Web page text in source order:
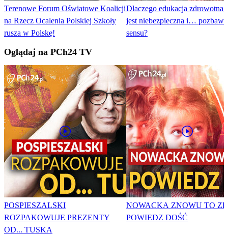
Terenowe Forum Oświatowe Koalicji
na Rzecz Ocalenia Polskiej Szkoły
rusza w Polskę!
Dlaczego edukacja zdrowotna
jest niebezpieczna i…
sensu?
Oglądaj na PCh24 TV
POSPIESZALSKI
ROZPAKOWUJE PREZENTY
OD... TUSKA
NOWACKA ZNOWU TO
POWIEDZ DOŚĆ